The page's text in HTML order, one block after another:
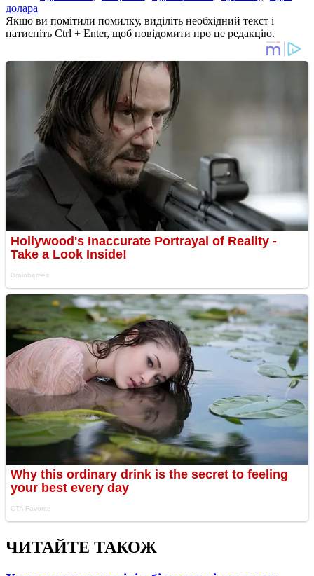
долара
Якщо ви помітили помилку, виділіть необхідний текст і
натисніть Ctrl + Enter, щоб повідомити про це редакцію.
ЧИТАЙТЕ ТАКОЖ